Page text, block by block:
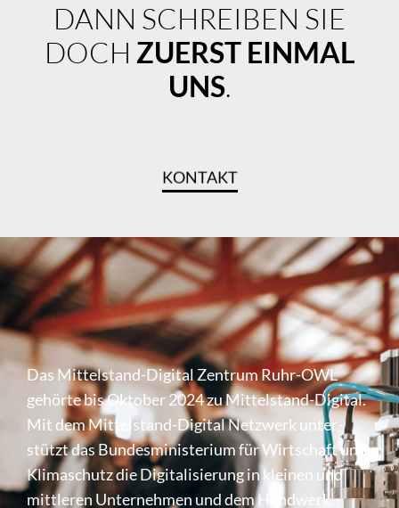
DANN SCHREIBEN SIE
DOCH ZUERST EINMAL
UNS.
KONTAKT
Das Mittel­stand-Digital Zentrum Ruhr-OWL
gehörte bis Oktober 2024 zu Mittel­stand-Digital.
Mit dem Mittel­stand-Digital Netzwerk unter­
stützt das Bundes­mi­nis­te­rium für Wirt­schaft und
Klima­schutz die Digi­ta­li­sie­rung in kleinen und
mittleren Unter­nehmen und dem Handwerk.